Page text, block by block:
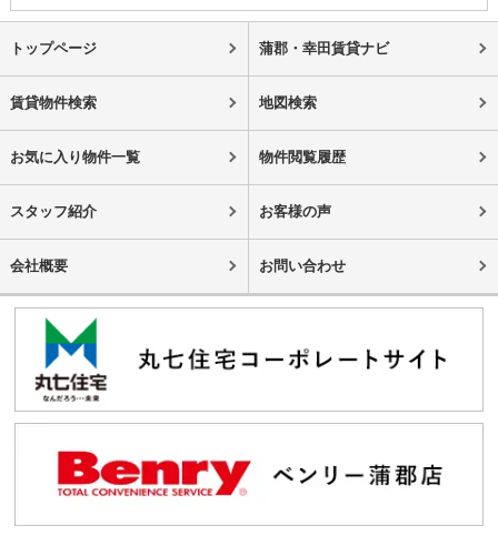
トップページ 蒲郡・幸田賃貸ナビ
賃貸物件検索 地図検索
お気に入り物件一覧 物件閲覧履歴
スタッフ紹介 お客様の声
会社概要 お問い合わせ